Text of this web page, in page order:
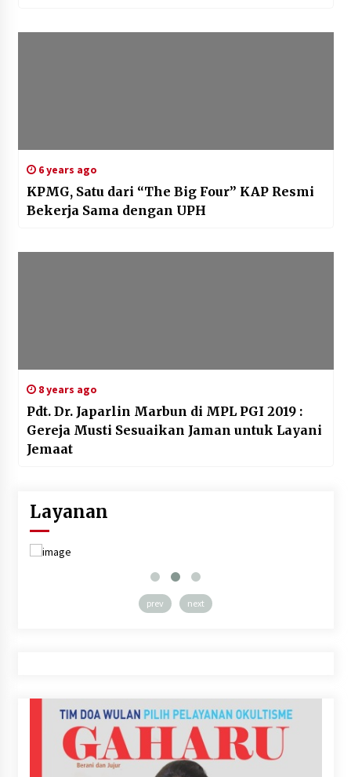
6 years ago
KPMG, Satu dari “The Big Four” KAP Resmi
Bekerja Sama dengan UPH
8 years ago
Pdt. Dr. Japarlin Marbun di MPL PGI 2019 :
Gereja Musti Sesuaikan Jaman untuk Layani
Jemaat
Layanan
prev next